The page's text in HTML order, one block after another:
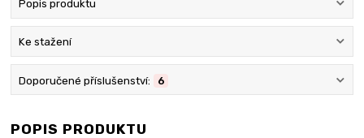
Popis produktu
Ke stažení
Doporučené příslušenství: 6
POPIS PRODUKTU